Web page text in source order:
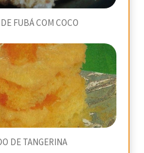
FUBÁ COM COCO
DE TANGERINA